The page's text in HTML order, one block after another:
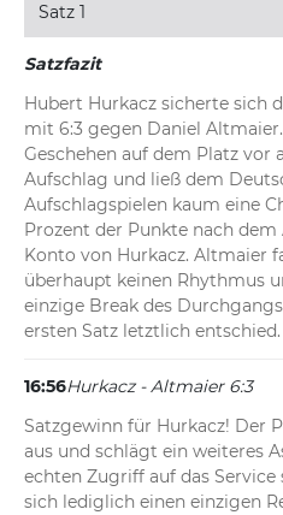
Satz 1
Satzfazit
Hubert Hurkacz sicherte sich
mit 6:3 gegen Daniel
Geschehen auf dem Platz vor
Aufschlag und ließ dem
Aufschlagspielen kaum eine
Prozent der Punkte nach
Konto von Hurkacz. Altmaier
überhaupt keinen Rhythmus
einzige Break des
ersten Satz letztlich entschied.
16:56Hurkacz - Altmaier 6:3
Satzgewinn für Hurkacz! Der
aus und schlägt ein weiteres
echten Zugriff auf das Service
sich lediglich einen einzigen